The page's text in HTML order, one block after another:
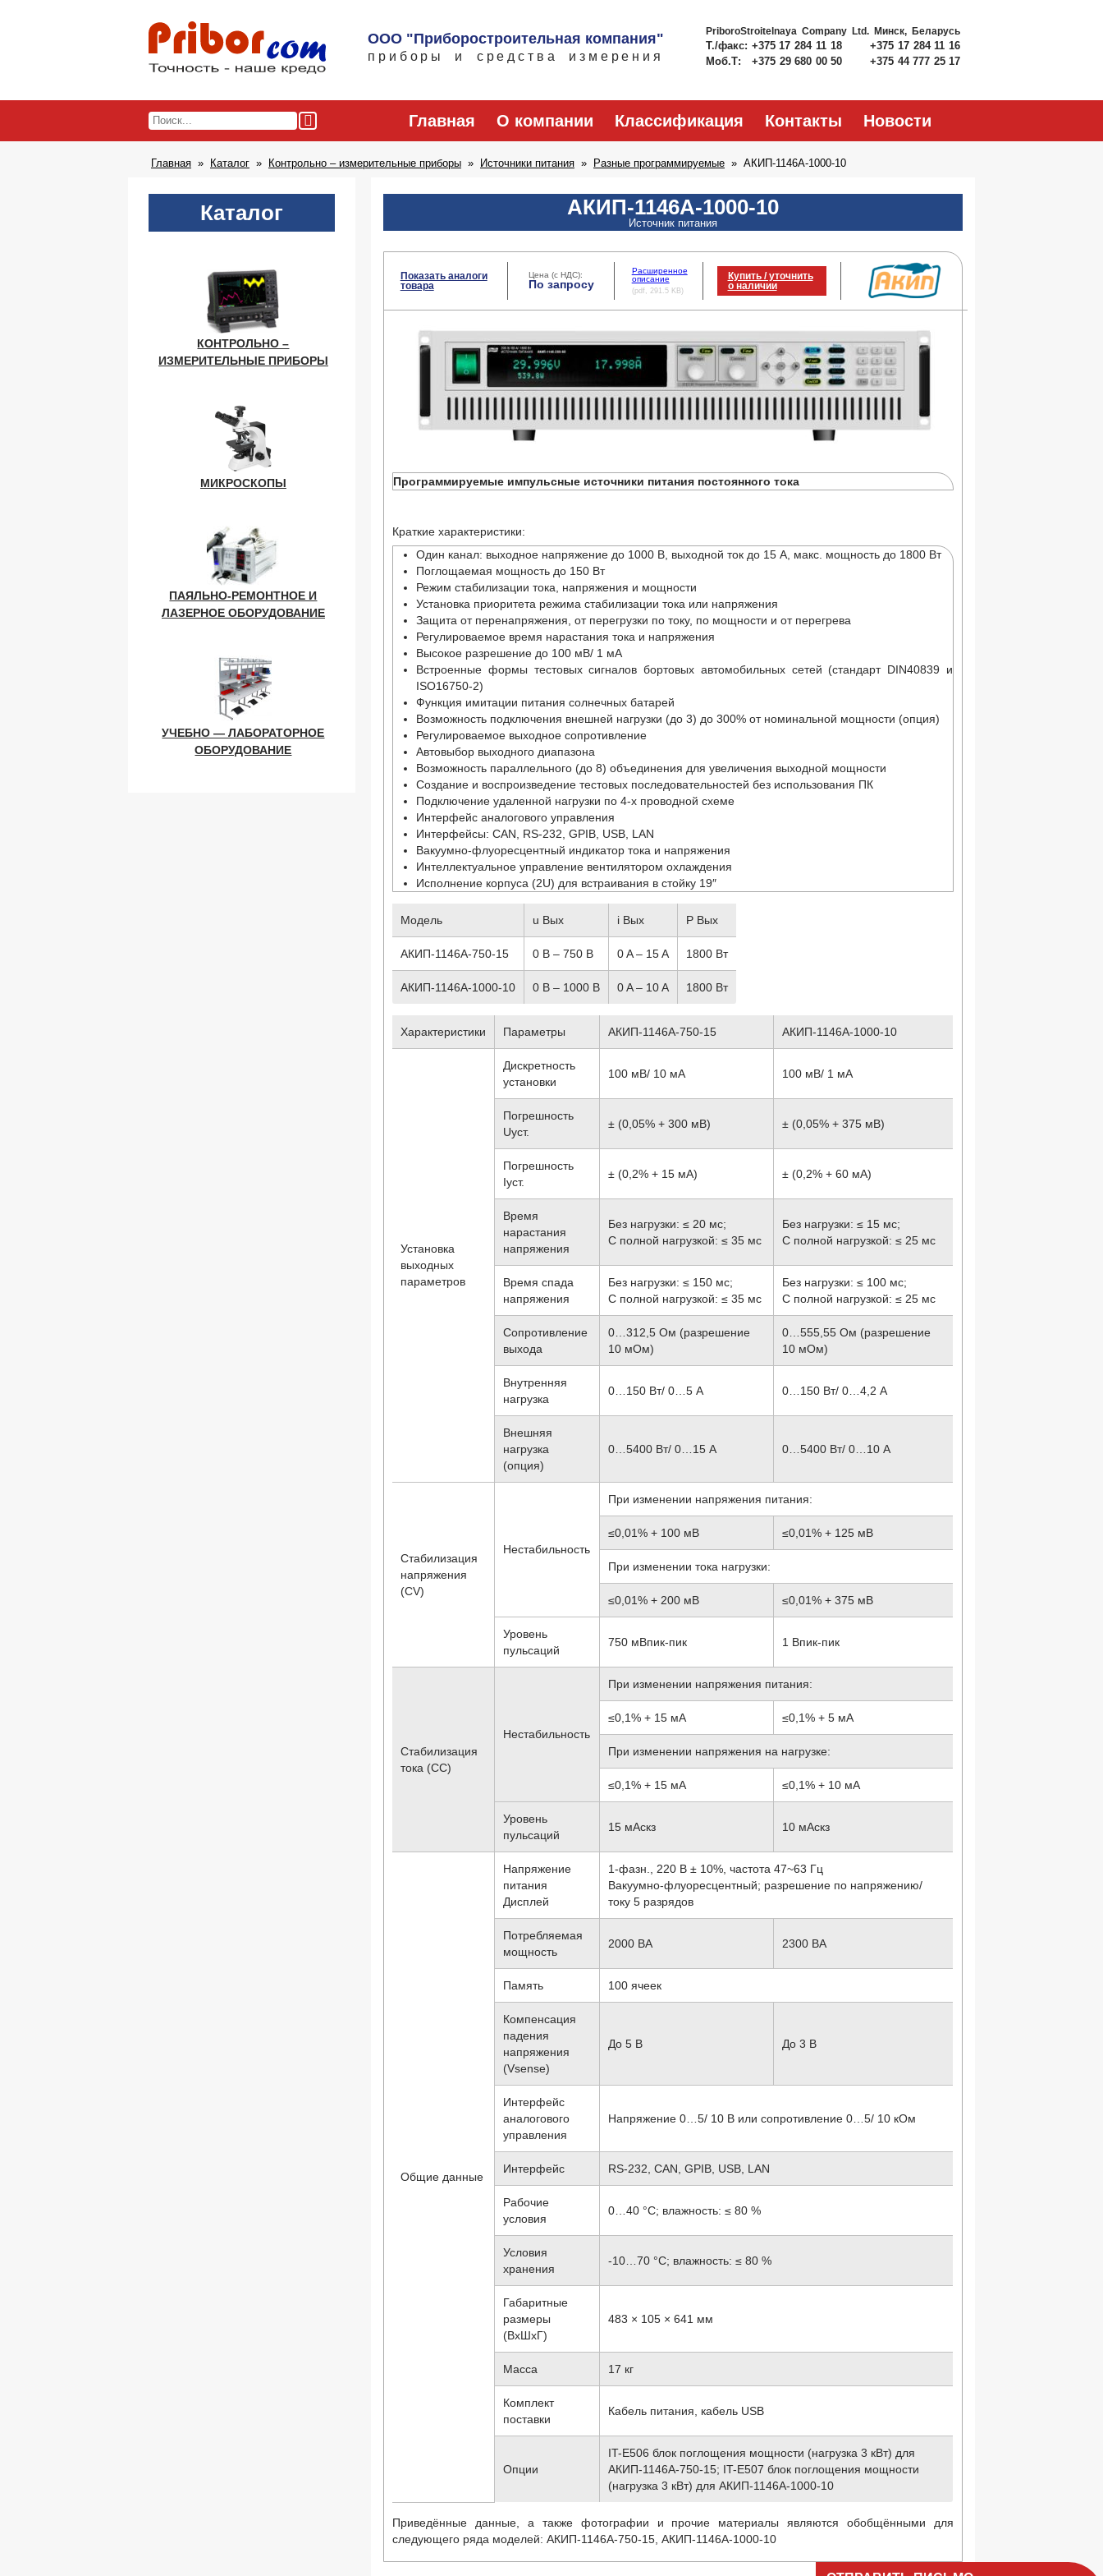
ООО "Приборостроительная компания"
приборы и средства измерения
PriboroStroitelnaya Company Ltd. Минск, Беларусь
Т./факс: +375 17 284 11 18
+375 17 284 11 16
Моб.Т:
+375 29 680 00 50 +375 44 777 25 17
Главная О компании Классификация Контакты Новости
Главная Каталог Контрольно – измерительные приборы Источники питания Разные программируемые АКИП-1146А-1000-10
Каталог
КОНТРОЛЬНО –
ИЗМЕРИТЕЛЬНЫЕ ПРИБОРЫ
МИКРОСКОПЫ
ПАЯЛЬНО-РЕМОНТНОЕ И
ЛАЗЕРНОЕ ОБОРУДОВАНИЕ
УЧЕБНО — ЛАБОРАТОРНОЕ
ОБОРУДОВАНИЕ
АКИП-1146А-1000-10
Источник питания
Показать аналоги
товара
Цена (с НДС):
По запросу
Расширенное
описание
(pdf, 291.5 KB)
Купить / уточнить
о наличии
Программируемые импульсные источники питания постоянного тока
Краткие характеристики:
Один канал: выходное напряжение до 1000 В, выходной ток до 15 А, макс. мощность до 1800 Вт
Поглощаемая мощность до 150 Вт
Режим стабилизации тока, напряжения и мощности
Установка приоритета режима стабилизации тока или напряжения
Защита от перенапряжения, от перегрузки по току, по мощности и от перегрева
Регулироваемое время нарастания тока и напряжения
Высокое разрешение до 100 мВ/ 1 мА
Встроенные формы тестовых сигналов бортовых автомобильных сетей (стандарт DIN40839 и
ISO16750-2)
Функция имитации питания солнечных батарей
Возможность подключения внешней нагрузки (до 3) до 300% от номинальной мощности (опция)
Регулироваемое выходное сопротивление
Автовыбор выходного диапазона
Возможность параллельного (до 8) объединения для увеличения выходной мощности
Создание и воспроизведение тестовых последовательностей без использования ПК
Подключение удаленной нагрузки по 4-х проводной схеме
Интерфейс аналогового управления
Интерфейсы: CAN, RS-232, GPIB, USB, LAN
Вакуумно-флуоресцентный индикатор тока и напряжения
Интеллектуальное управление вентилятором охлаждения
Исполнение корпуса (2U) для встраивания в стойку 19″
Модель u Вых i Вых P Вых
АКИП-1146А-750-15 0 B – 750 B 0 A – 15 A 1800 Вт
АКИП-1146А-1000-10 0 B – 1000 B 0 A – 10 A 1800 Вт
Характеристики Параметры АКИП-1146А-750-15 АКИП-1146А-1000-10
Установка
выходных
параметров
Дискретность
установки
100 мВ/ 10 мА 100 мВ/ 1 мА
Погрешность
Uуст.
± (0,05% + 300 мВ) ± (0,05% + 375 мВ)
Погрешность
Iуст.
± (0,2% + 15 мА) ± (0,2% + 60 мА)
Время
нарастания
напряжения
Без нагрузки: ≤ 20 мс;
С полной нагрузкой: ≤ 35 мс
Без нагрузки: ≤ 15 мс;
С полной нагрузкой: ≤ 25 мс
Время спада
напряжения
Без нагрузки: ≤ 150 мс;
С полной нагрузкой: ≤ 35 мс
Без нагрузки: ≤ 100 мс;
С полной нагрузкой: ≤ 25 мс
Сопротивление
выхода
0…312,5 Ом (разрешение
10 мОм)
0…555,55 Ом (разрешение
10 мОм)
Внутренняя
нагрузка
0…150 Вт/ 0…5 А 0…150 Вт/ 0…4,2 А
Внешняя
нагрузка
(опция)
0…5400 Вт/ 0…15 А 0…5400 Вт/ 0…10 А
Стабилизация
напряжения
(CV)
Нестабильность
При изменении напряжения питания:
≤0,01% + 100 мВ ≤0,01% + 125 мВ
При изменении тока нагрузки:
≤0,01% + 200 мВ ≤0,01% + 375 мВ
Уровень
пульсаций
750 мВпик-пик 1 Впик-пик
Стабилизация
тока (CC)
Нестабильность
При изменении напряжения питания:
≤0,1% + 15 мА ≤0,1% + 5 мА
При изменении напряжения на нагрузке:
≤0,1% + 15 мА ≤0,1% + 10 мА
Уровень
пульсаций
15 мАскз 10 мАскз
Общие данные
Напряжение
питания
Дисплей
1-фазн., 220 В ± 10%, частота 47~63 Гц
Вакуумно-флуоресцентный; разрешение по напряжению/
току 5 разрядов
Потребляемая
мощность
2000 ВА 2300 ВА
Память 100 ячеек
Компенсация
падения
напряжения
(Vsense)
До 5 В До 3 В
Интерфейс
аналогового
управления
Напряжение 0…5/ 10 В или сопротивление 0…5/ 10 кОм
Интерфейс RS-232, CAN, GPIB, USB, LAN
Рабочие
условия
0…40 °C; влажность: ≤ 80 %
Условия
хранения
-10…70 °С; влажность: ≤ 80 %
Габаритные
размеры
(ВхШхГ)
483 × 105 × 641 мм
Масса 17 кг
Комплект
поставки
Кабель питания, кабель USB
Опции
IT-E506 блок поглощения мощности (нагрузка 3 кВт) для
АКИП-1146A-750-15; IT-E507 блок поглощения мощности
(нагрузка 3 кВт) для АКИП-1146A-1000-10
Приведённые данные, а также фотографии и прочие материалы являются обобщёнными для
следующего ряда моделей:АКИП-1146А-750-15, АКИП-1146А-1000-10